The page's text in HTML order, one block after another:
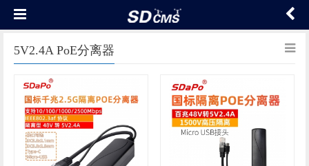
5V2.4A PoE分离器